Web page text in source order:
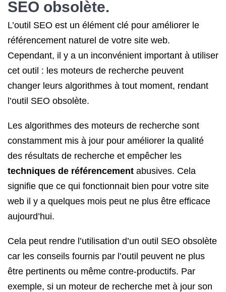
SEO obsolète.
L’outil SEO est un élément clé pour améliorer le
référencement naturel de votre site web.
Cependant, il y a un inconvénient important à utiliser
cet outil : les moteurs de recherche peuvent
changer leurs algorithmes à tout moment, rendant
l’outil SEO obsolète.
Les algorithmes des moteurs de recherche sont
constamment mis à jour pour améliorer la qualité
des résultats de recherche et empêcher les
techniques de référencement abusives. Cela
signifie que ce qui fonctionnait bien pour votre site
web il y a quelques mois peut ne plus être efficace
aujourd’hui.
Cela peut rendre l’utilisation d’un outil SEO obsolète
car les conseils fournis par l’outil peuvent ne plus
être pertinents ou même contre-productifs. Par
exemple, si un moteur de recherche met à jour son